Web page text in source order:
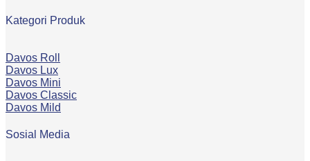
Kategori Produk
Davos Roll
Davos Lux
Davos Mini
Davos Classic
Davos Mild
Sosial Media